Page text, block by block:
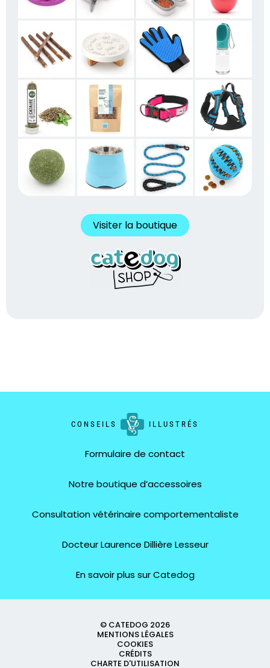
Visiter la boutique
CONSEILS ILLUSTRÉS
Formulaire de contact
Notre boutique d’accessoires
Consultation vétérinaire comportementaliste
Docteur Laurence Dillière Lesseur
En savoir plus sur Catedog
© CATEDOG 2026
MENTIONS LÉGALES
COOKIES
CRÉDITS
CHARTE D'UTILISATION